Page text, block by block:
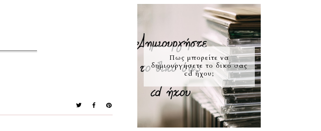
Πως μπορείτε να
δημιουργήσετε το δικό σας
cd ήχου;